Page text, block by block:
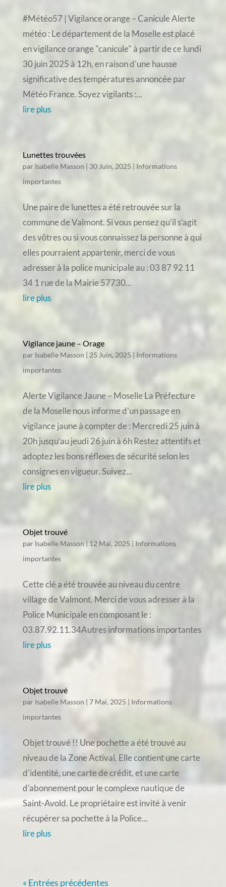
#Météo57 | Vigilance orange – Canicule Alerte
météo : Le département de la Moselle est placé
en vigilance orange "canicule" à partir de ce lundi
30 juin 2025 à 12h, en raison d'une hausse
significative des températures annoncée par
Météo France. Soyez vigilants :...
lire plus
Lunettes trouvées
par Isabelle Masson 30 Juin, 2025
Informations
importantes
Une paire de lunettes a été retrouvée sur la
commune de Valmont. Si vous pensez qu’il s’agit
des vôtres ou si vous connaissez la personne à qui
elles pourraient appartenir, merci de vous
adresser à la police municipale au : 03 87 92 11
34 1 rue de la Mairie 57730...
lire plus
Vigilance jaune – Orage
par Isabelle Masson 25 Juin, 2025
Informations
importantes
Alerte Vigilance Jaune – Moselle La Préfecture
de la Moselle nous informe d’un passage en
vigilance jaune à compter de : Mercredi 25 juin à
20h jusqu’au jeudi 26 juin à 6h Restez attentifs et
adoptez les bons réflexes de sécurité selon les
consignes en vigueur. Suivez...
lire plus
Objet trouvé
par Isabelle Masson|12 Mai, 2025
Informations
importantes
Cette clé a été trouvée au niveau du centre
village de Valmont. Merci de vous adresser à la
Police Municipale en composant le :
03.87.92.11.34Autres informations importantes
lire plus
Objet trouvé
par Isabelle Masson 7 Mai, 2025
Informations
importantes
Objet trouvé !! Une pochette a été trouvé au
niveau de la Zone Actival. Elle contient une carte
d'identité, une carte de crédit, et une carte
d'abonnement pour le complexe nautique de
Saint-Avold. Le propriétaire est invité à venir
récupérer sa pochette à la Police...
lire plus
« Entrées précédentes